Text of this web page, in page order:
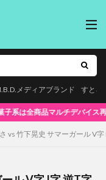
メディアブランド すとろ
/ Android)、タブレッ
vs 竹下晃史 サマーガール V